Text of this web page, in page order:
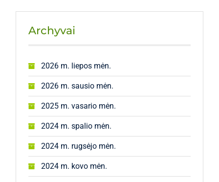
Archyvai
2026 m. liepos mėn.
2026 m. sausio mėn.
2025 m. vasario mėn.
2024 m. spalio mėn.
2024 m. rugsėjo mėn.
2024 m. kovo mėn.